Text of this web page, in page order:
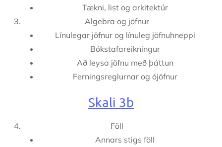
Tækni, list og arkitektúr
Algebra og jöfnur
Línulegar jöfnur og línuleg jöfnuhneppi
Bókstafareikningur
Að leysa jöfnu með þáttun
Ferningsreglurnar og ójöfnur
Skali 3b
Föll
Annars stigs föll